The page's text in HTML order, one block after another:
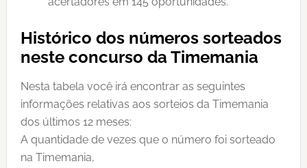
Histórico dos números sorteados
neste concurso da Timemania
Nesta tabela você irá encontrar as seguintes
informações relativas aos sorteios da Timemania
dos últimos 12 meses:
A quantidade de vezes que o número foi sorteado
na Timemania,